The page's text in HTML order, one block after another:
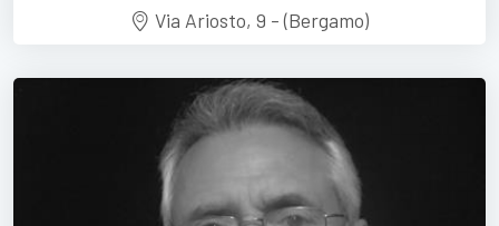
Via Ariosto, 9 - (Bergamo)